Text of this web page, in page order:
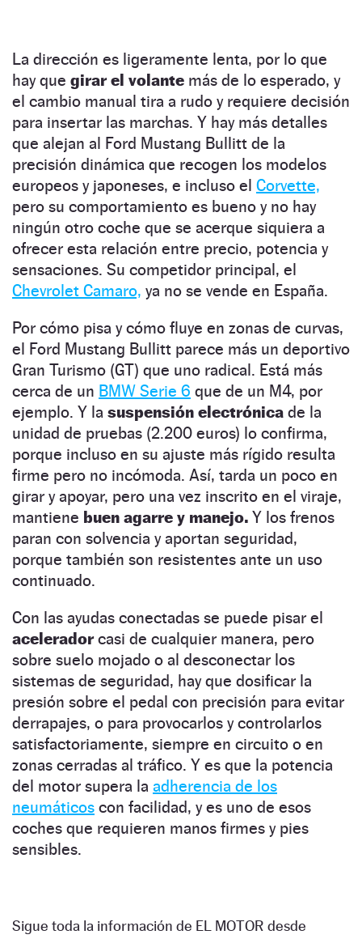
La dirección es ligeramente lenta, por lo que
hay que girar el volante más de lo esperado, y
el cambio manual tira a rudo y requiere decisión
para insertar las marchas. Y hay más detalles
que alejan al Ford Mustang Bullitt de la
precisión dinámica que recogen los modelos
europeos y japoneses, e incluso el Corvette,
pero su comportamiento es bueno y no hay
ningún otro coche que se acerque siquiera a
ofrecer esta relación entre precio, potencia y
sensaciones. Su competidor principal, el
Chevrolet Camaro, ya no se vende en España.
Por cómo pisa y cómo fluye en zonas de curvas,
el Ford Mustang Bullitt parece más un deportivo
Gran Turismo (GT) que uno radical. Está más
cerca de un BMW Serie 6 que de un M4, por
ejemplo. Y la suspensión electrónica de la
unidad de pruebas (2.200 euros) lo confirma,
porque incluso en su ajuste más rígido resulta
firme pero no incómoda. Así, tarda un poco en
girar y apoyar, pero una vez inscrito en el viraje,
mantiene buen agarre y manejo. Y los frenos
paran con solvencia y aportan seguridad,
porque también son resistentes ante un uso
continuado.
Con las ayudas conectadas se puede pisar el
aceleradorcasi de cualquier manera, pero
sobre suelo mojado o al desconectar los
sistemas de seguridad, hay que dosificar la
presión sobre el pedal con precisión para evitar
derrapajes, o para provocarlos y controlarlos
satisfactoriamente, siempre en circuito o en
zonas cerradas al tráfico. Y es que la potencia
del motor supera la adherencia de los
neumáticos con facilidad, y es uno de esos
coches que requieren manos firmes y pies
sensibles.
Sigue toda la información de EL MOTOR desde